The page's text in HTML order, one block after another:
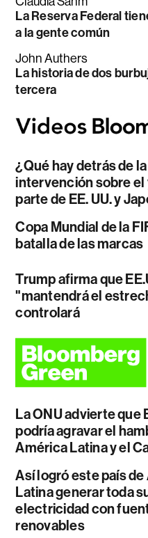
La Reserva Federal
a la gente común
John Authers
La historia de dos
tercera
¿Qué hay detrás de
intervención sobre el
parte de EE. UU. y
Copa Mundial de la
batalla de las marcas
Trump afirma que
"mantendrá el
controlará
La ONU advierte que
podría agravar el
América Latina y el
Así logró este país
Latina generar toda
electricidad con
renovables